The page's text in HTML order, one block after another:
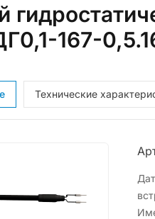
167-
Технические